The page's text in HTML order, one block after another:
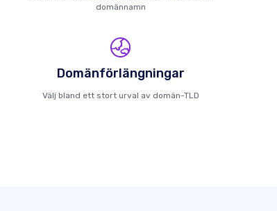
domännamn
Domänförlängningar
Välj bland ett stort urval av domän-TLD